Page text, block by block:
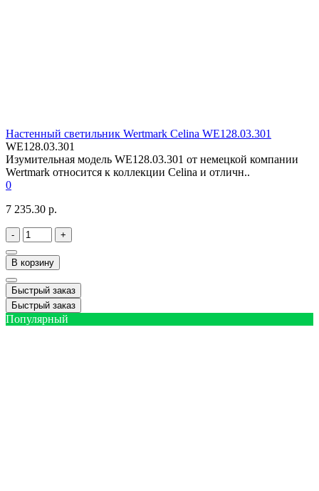
Настенный светильник Wertmark Celina WE128.03.301
WE128.03.301
Изумительная модель WE128.03.301 от немецкой компании
Wertmark относится к коллекции Celina и отличн..
0
7 235.30 р.
- +
В корзину
Быстрый заказ
Быстрый заказ
Популярный